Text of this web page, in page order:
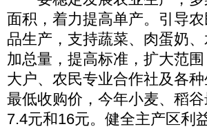
面积，着力提高单产。引导
品生产，支持蔬菜、肉蛋奶
加总量，提高标准，扩大范
大户、农民专业合作社及各
最低收购价，今年小麦、稻
7.4元和16元。健全主产区利